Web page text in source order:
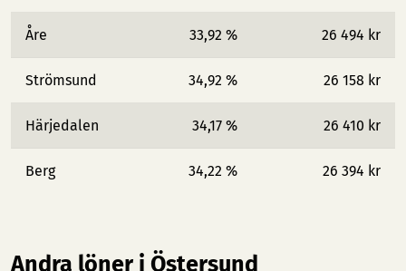
Åre 33,92 % 26 494 kr
Strömsund 34,92 % 26 158 kr
Härjedalen 34,17 % 26 410 kr
Berg 34,22 % 26 394 kr
Andra löner i Östersund